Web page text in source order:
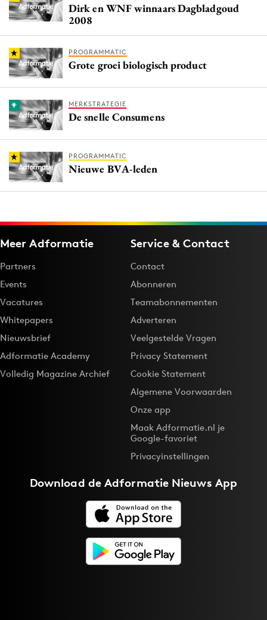
Dirk en WNF winnaars Dagbladgoud
2008
PROGRAMMATIC
Grote groei biologisch product
MERKSTRATEGIE
De snelle Consumens
PROGRAMMATIC
Nieuwe BVA-leden
Meer Adformatie
Partners
Events
Vacatures
Whitepapers
Nieuwsbrief
Adformatie Academy
Volledig Magazine Archief
Service & Contact
Contact
Abonneren
Teamabonnementen
Adverteren
Veelgestelde Vragen
Privacy Statement
Cookie Statement
Algemene Voorwaarden
Onze app
Maak Adformatie.nl je
Google-favoriet
Privacyinstellingen
Download deAdformatie Nieuws App